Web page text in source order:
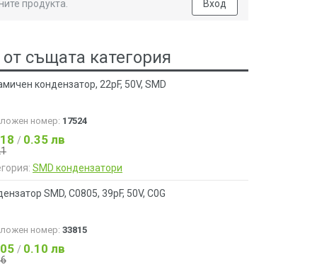
продукта. Вход
същата категория
кондензатор, 22pF, 50V, SMD
номер: 17524
/ 0.35 лв
SMD кондензатори
SMD, C0805, 39pF, 50V, C0G
номер: 33815
/ 0.10 лв